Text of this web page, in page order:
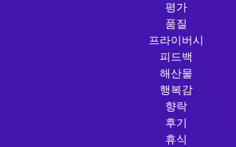
평가
품질
프라이버시
피드백
해산물
행복감
향락
후기
휴식